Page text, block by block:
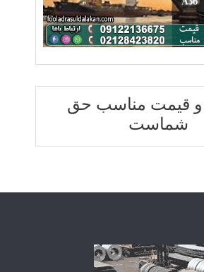
و قیمت مناسب حق
شماست